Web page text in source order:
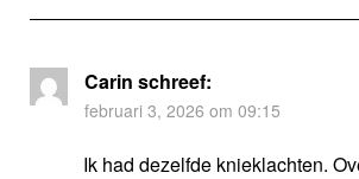
Carin schreef:
februari 3, 2026 om 09:15
Ik had dezelfde knieklachten.